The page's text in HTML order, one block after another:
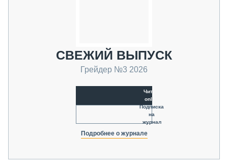
СВЕЖИЙ ВЫПУСК
Грейдер №3 2026
Читать
online
Подписка
на
журнал
Подробнее о журнале